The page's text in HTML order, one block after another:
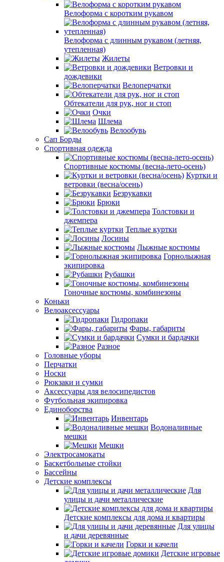
Велоформа с коротким рукавом
Велоформа с длинным рукавом (летняя,
утепленная)
Жилеты
Ветровки и
дождевики
Велоперчатки
Обтекатели для рук, ног и стоп
Очки
Шлема
Велообувь
Сап Борды
Спортивная одежда
Спортивные костюмы (весна-лето-осень)
Куртки и
ветровки (весна/осень)
Безрукавки
Брюки
Толстовки и
джемпера
Теплые куртки
Лосины
Лыжные костюмы
Горнолыжная
экипировка
Рубашки
Гоночные костюмы, комбинезоны
Коньки
Велоаксессуары
Гидропаки
Фары, габариты
Сумки и бардачки
Разное
Головные уборы
Перчатки
Носки
Рюкзаки и сумки
Аксессуары для велосипедистов
Футбольная экипировка
Единоборства
Инвентарь
Водоналивные
мешки
Мешки
Электросамокаты
Баскетбольные стойки
Бассейны
Детские комплексы
Для
улицы и дачи металлические
Детские комплексы для дома и квартиры
Для улицы
и дачи деревянные
Горки и качели
Детские игровые